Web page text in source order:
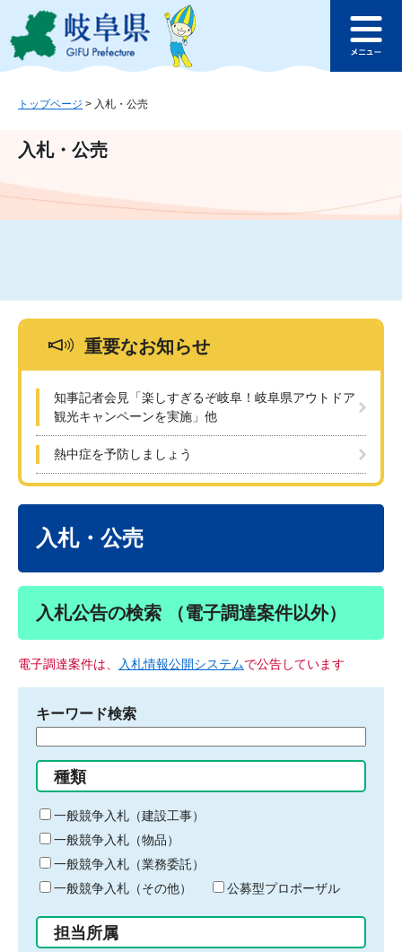
ジ
ュ
文
このページの本文へ
ュ
トップページ > 入札・公売
入札・公売
重要なお知らせ
知事記者会見「楽しすぎるぞ岐阜！岐阜県アウトドア
観光キャンペーンを実施」他
熱中症を予防しましょう
入札・公売
入札公告の検索 （電子調達案件以外）
電子調達案件は、 入札情報公開システムで公告しています
キーワード検索
る
キ
ー
ワ
ー
ド
入
力
種類
一般競争入札（建設工事）
一般競争入札（物品）
一般競争入札（業務委託）
一般競争入札（その他）
公募型プロポーザル
担当所属